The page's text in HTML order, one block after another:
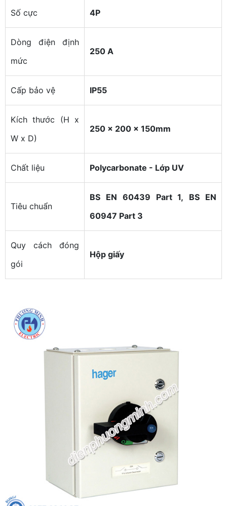
Số cực 4P
Dòng điện định
mức
250 A
Cấp bảo vệ IP55
Kích thước (H x
W x D)
250 x 200 x 150mm
Chất liệu Polycarbonate - Lớp UV
Tiêu chuẩn
BS EN 60439 Part 1, BS EN
60947 Part 3
Quy cách đóng
gói
Hộp giấy